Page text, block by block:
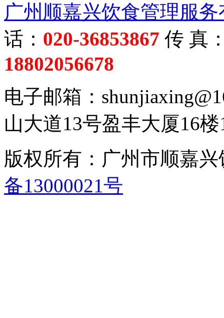
广州顺嘉兴饮食管理服
话： 020-36853867 传 真
18802056678
电子邮箱：
山大道13号盈丰大厦16楼
版权所有：广州市顺嘉
备13000021号